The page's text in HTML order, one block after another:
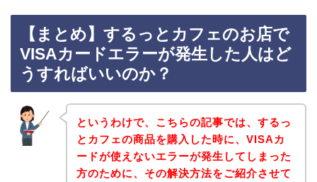
【まとめ】するっとカフェのお店で
VISAカードエラーが発生した人はど
うすればいいのか？
というわけで、こちらの記事では、するっ
とカフェの商品を購入した時に、VISAカ
ードが使えないエラーが発生してしまった
方のために、その解決方法をご紹介させて